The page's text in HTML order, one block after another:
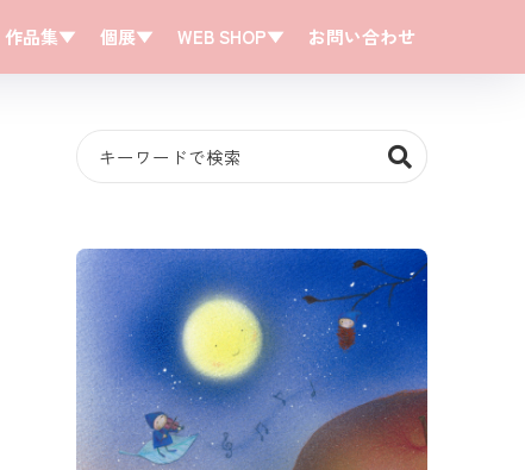
作品集▼ 個展▼ WEB SHOP▼ お問い合わせ